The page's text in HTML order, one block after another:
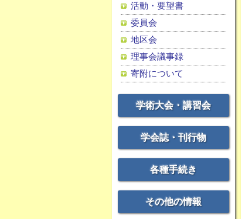
活動・要望書
委員会
地区会
理事会議事録
寄附について
学術大会・講習会
学会誌・刊行物
各種手続き
その他の情報